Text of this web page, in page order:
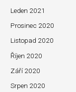
Leden 2021
Prosinec 2020
Listopad 2020
Říjen 2020
Září 2020
Srpen 2020